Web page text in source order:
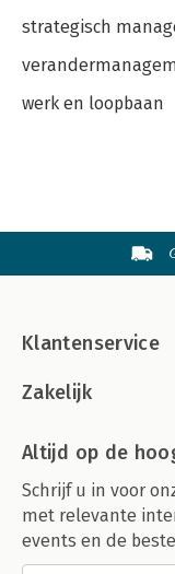
strategisch
werk en loopbaan
Klantenservice
Zakelijk
Altijd op de
Schrijf u in voor
met relevante
events en de